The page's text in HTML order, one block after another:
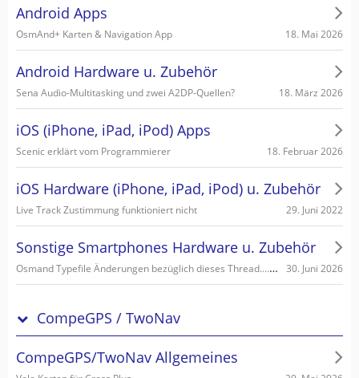
Android Apps
OsmAnd+ Karten & Navigation App 18. Mai 2026
Android Hardware u. Zubehör
Sena Audio-Multitasking und zwei A2DP-Quellen? 18. März 2026
iOS (iPhone, iPad, iPod) Apps
Scenic erklärt vom Programmierer 18. Februar 2026
iOS Hardware (iPhone, iPad, iPod) u. Zubehör
Live Track Zustimmung funktioniert nicht 29. Juni 2022
Sonstige Smartphones Hardware u. Zubehör
Osmand Typefile Änderungen bezüglich dieses Thread....., mögliche Fehlerquelle warum es nicht gehen kann... 30. Juni 2026
CompeGPS / TwoNav
CompeGPS/TwoNav Allgemeines